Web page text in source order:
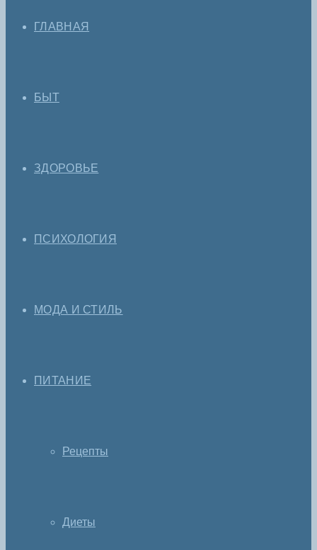
ГЛАВНАЯ
БЫТ
ЗДОРОВЬЕ
ПСИХОЛОГИЯ
МОДА И СТИЛЬ
ПИТАНИЕ
Рецепты
Диеты